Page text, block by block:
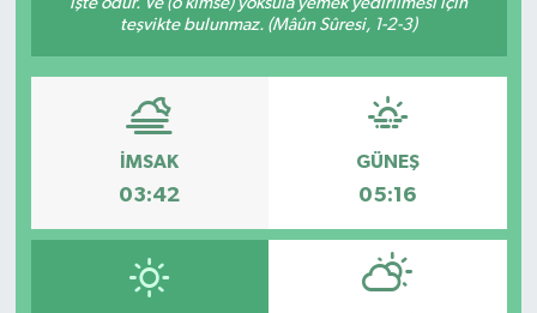
teşvikte bulunmaz. (Mâûn Sûresi, 1-2-3)
İMSAK
03:42
GÜNEŞ
05:16
Kültür-Sanat
Magazin
Özel Haber
Resmi İlan